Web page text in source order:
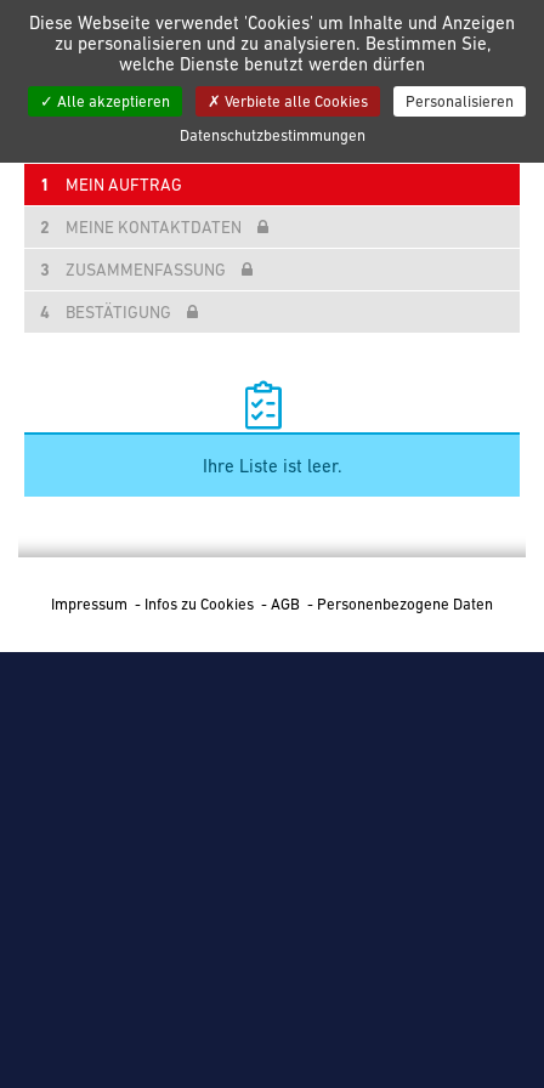
Meine Listen
1 MEIN AUFTRAG
2 MEINE KONTAKTDATEN
3 ZUSAMMENFASSUNG
4 BESTÄTIGUNG
Ihre Liste ist leer.
Impressum - Infos zu Cookies - AGB - Personenbezogene Daten
Diese Webseite verwendet 'Cookies' um Inhalte und Anzeigen
zu personalisieren und zu analysieren. Bestimmen Sie,
welche Dienste benutzt werden dürfen
Alle akzeptieren Verbiete alle Cookies
Personalisieren
Datenschutzbestimmungen